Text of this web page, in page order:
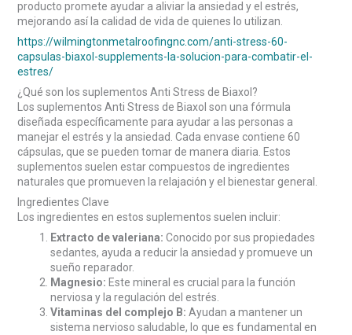
producto promete ayudar a aliviar la ansiedad y el estrés,
mejorando así la calidad de vida de quienes lo utilizan.
https://wilmingtonmetalroofingnc.com/anti-stress-60-
capsulas-biaxol-supplements-la-solucion-para-combatir-el-
estres/
¿Qué son los suplementos Anti Stress de Biaxol?
Los suplementos Anti Stress de Biaxol son una fórmula
diseñada específicamente para ayudar a las personas a
manejar el estrés y la ansiedad. Cada envase contiene 60
cápsulas, que se pueden tomar de manera diaria. Estos
suplementos suelen estar compuestos de ingredientes
naturales que promueven la relajación y el bienestar general.
Ingredientes Clave
Los ingredientes en estos suplementos suelen incluir:
Extracto de valeriana: Conocido por sus propiedades
sedantes, ayuda a reducir la ansiedad y promueve un
sueño reparador.
Magnesio: Este mineral es crucial para la función
nerviosa y la regulación del estrés.
Vitaminas del complejo B: Ayudan a mantener un
sistema nervioso saludable, lo que es fundamental en